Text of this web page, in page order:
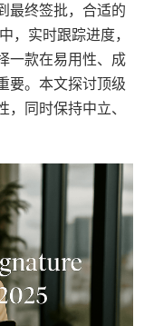
最终签批，合适的
，实时跟踪进度，
一款在易用性、成
要。本文探讨顶级
同时保持中立、